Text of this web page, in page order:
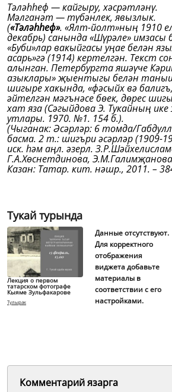
Тәләһһеф — кайгыру, хәсрәтләнү.
Мәлганәт — түбәнлек, явызлык.
(«Тәләһһеф». «Ялт-йолт»ның 1910
декабрь) санында «Шүрәле» имзасы
«Буби»лар вакыйгасы уңае белән
асарь»гә (1914) кертелгән. Текст
алынган. Петербургта яшәүче
азыклары» җыентыгы белән
шигыре хакында, «фәсыйх вә
әйтелгән мәгънәсе бөек, дөрес
хат яза (Сәгыйдова Э. Тукайның
утлары. 1970. №1. 154 б.).
(Чыганак: Әсәрләр: 6 томда/
басма. 2 т.: шигъри әсәрләр (1909-
иск. һәм аңл. әзерл.
Г.А.Хөснетдинова,
Казан: Татар. кит. нәшр., 2011. –
Тукай турында
Лекция о первом
татарском фотографе
Кыяме Зульфакарове
Тулырак
Данные отсутствуют.
Для корректного
отображения
виджета добавьте
материалы в
соответствии с его
настройками.
Комментарий язарга